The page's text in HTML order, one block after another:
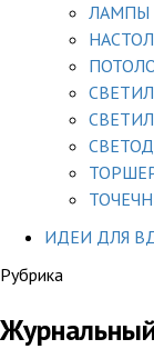
ЛАМПЫ
ИДЕИ ДЛЯ
Рубрика